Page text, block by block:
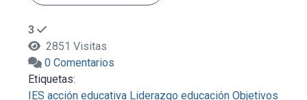
3
2851 Visitas
0 Comentarios
Etiquetas:
IES acción educativa Liderazgo educación Objetivos